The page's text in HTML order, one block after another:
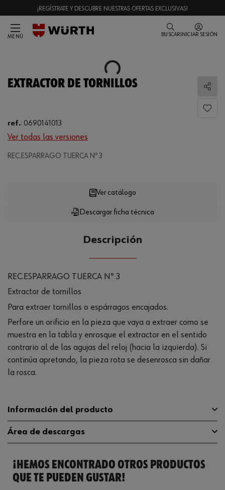
¡REGÍSTRATE Y DESCUBRE NUESTRAS OFERTAS EXCLUSIVAS!
MENÚ BUSCAR INICIAR SESIÓN
Loading...
EXTRACTOR DE TORNILLOS
ref.: 0690141013
Ver todas las versiones
REC.ESPARRAGO TUERCA Nº 3
Loading...
Descargar ficha técnica
Ver catálogo
Descripción
REC.ESPARRAGO TUERCA Nº 3
Extractor de tornillos
Para extraer tornillos o espárragos encajados.
Perfore un orificio en la pieza que vaya a extraer como se
muestra en la tabla y enrosque el extractor en el sentido
contrario al de las agujas del reloj (hacia la izquierda). Si
continúa apretando, la pieza rota se desenrosca sin dañar
la rosca.
Información del producto
Peso del producto (por artículo) 1.000 g
Área de descargas
Catálogo General 0690141013
Ficha Técnica
¡HEMOS ENCONTRADO OTROS PRODUCTOS
QUE TE PUEDEN GUSTAR!